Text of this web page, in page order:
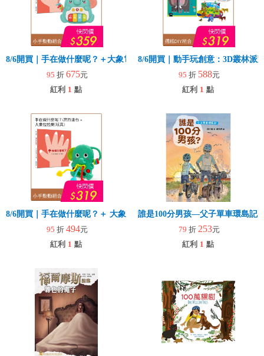
8/6開買｜手在做什麼呢？＋大象電子琴
95 折 675元
紅利 1 點
8/6開買｜動手玩創意：3D叢林派
95 折 588元
紅利 1 點
8/6開買｜手在做什麼呢？＋ 大象拉拉樂(玩具)
95 折 494元
紅利 1 點
誰是100分男孩—父子單車環島記
79 折 253元
紅利 1 點